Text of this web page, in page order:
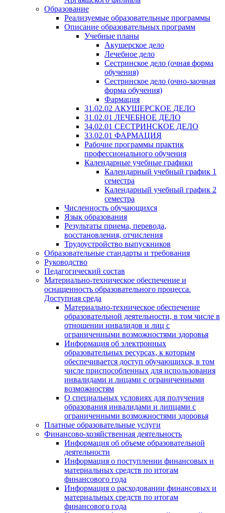
Образование
Реализуемые образовательные программы
Описание образовательных программ
Учебные планы
Акушерское дело
Лечебное дело
Сестринское дело (очная форма
обучения)
Сестринское дело (очно-заочная
форма обучения)
Фармация
31.02.02 АКУШЕРСКОЕ ДЕЛО
31.02.01 ЛЕЧЕБНОЕ ДЕЛО
34.02.01 СЕСТРИНСКОЕ ДЕЛО
33.02.01 ФАРМАЦИЯ
Рабочие программы практик
профессионального обучения
Календарные учебные графики
Календарный учебный график 1
семестра
Календарный учебный график 2
семестра
Численность обучающихся
Язык образования
Результаты приема, перевода,
восстановления, отчисления
Трудоустройство выпускников
Образовательные стандарты и требования
Руководство
Педагогический состав
Материально-техническое обеспечение и
оснащенность образовательного процесса.
Доступная среда
Материально-техническое обеспечение
образовательной деятельности, в том числе в
отношении инвалидов и лиц с
ограниченными возможностями здоровья
Информация об электронных
образовательных ресурсах, к которым
обеспечивается доступ обучающихся, в том
числе приспособленных для использования
инвалидами и лицами с ограниченными
возможностям
О специальных условиях для получения
образования инвалидами и липцами с
ограниченными возможностями здоровья
Платные образовательные услуги
Финансово-хозяйственная деятельность
Информация об объеме образовательной
деятельности
Информация о поступлении финансовых и
материальных средств по итогам
финансового года
Информация о расходовании финансовых и
материальных средств по итогам
финансового года